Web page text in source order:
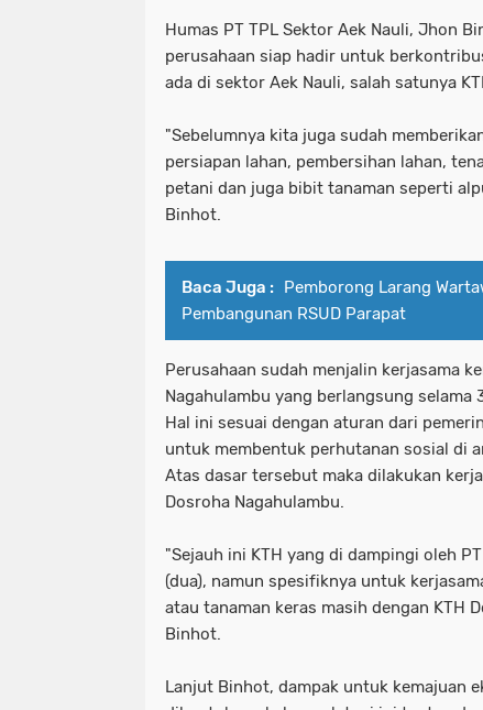
Humas PT TPL Sektor Aek Nauli, Jhon
perusahaan siap hadir untuk
ada di sektor Aek Nauli, salah satunya
"Sebelumnya kita juga sudah
persiapan lahan, pembersihan lahan,
petani dan juga bibit tanaman seperti
Binhot.
Baca Juga : Pemborong Larang
Pembangunan RSUD Parapat
Perusahaan sudah menjalin kerjasama
Nagahulambu yang berlangsung selama
Hal ini sesuai dengan aturan dari
untuk membentuk perhutanan sosial di
Atas dasar tersebut maka dilakukan
Dosroha Nagahulambu.
"Sejauh ini KTH yang di dampingi oleh
(dua), namun spesifiknya untuk
atau tanaman keras masih dengan KTH
Binhot.
Lanjut Binhot, dampak untuk kemajuan